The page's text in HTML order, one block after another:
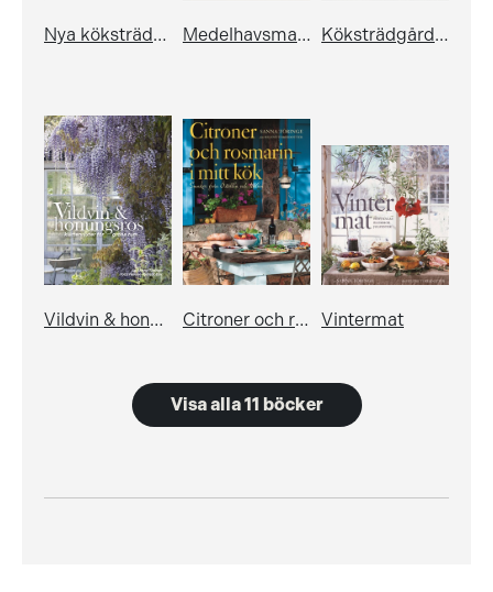
Nya köksträdgården med trädgårdsmästarens hemligheter Medelhavsmat i solen Köksträdgården – planering, odling, recept
Vildvin & honungsros - klätterväxter för gröna rum Citroner och rosmarin i mitt kök Vintermat
Visa alla 11 böcker